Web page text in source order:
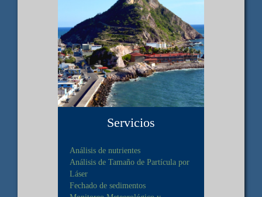
Servicios
Análisis de nutrientes
Análisis de Tamaño de Partícula por
Láser
Fechado de sedimentos